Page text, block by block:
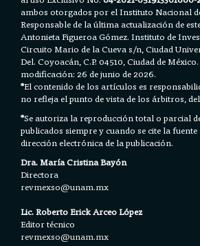
ambos otorgados por el Instituto Nacional
Responsable de la última actualización de
Antonieta Figueroa Gómez. Instituto de
Circuito Mario de la Cueva s/n, Ciudad
Del. Coyoacán, C.P. 04510, Ciudad de
modificación: 26 de junio de 2026.
*El contenido de los artículos es
no refleja el punto de vista de los árbitros,
*Se autoriza la reproducción total o parcial
publicados siempre y cuando se cite la
dirección electrónica de la publicación.
Dra. María Cristina Bayón
Directora
revmexso@unam.mx
Lic. Roberto Erick Arceo López
Editor técnico
revmexso@unam.mx